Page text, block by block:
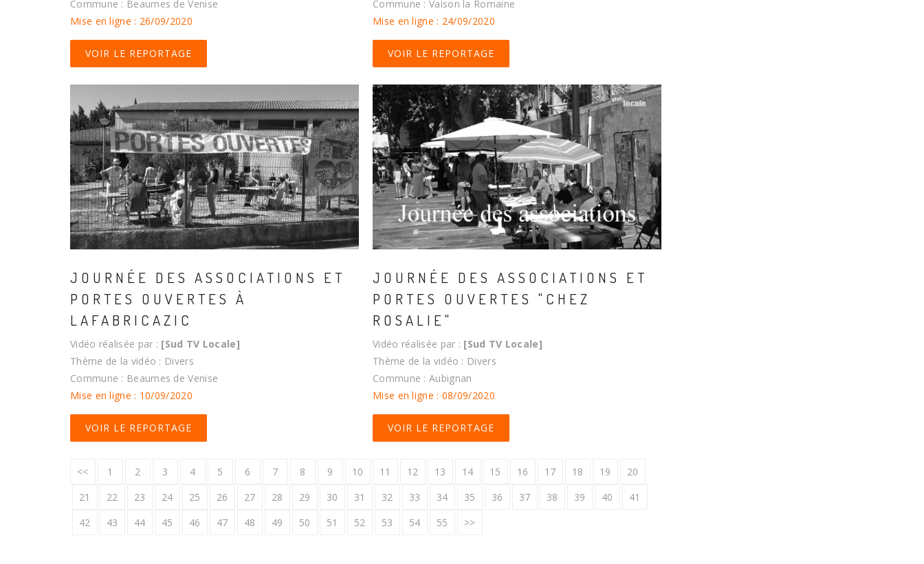
Commune : Beaumes de Venise
Mise en ligne : 26/09/2020
VOIR LE REPORTAGE
Commune : Vaison la Romaine
Mise en ligne : 24/09/2020
VOIR LE REPORTAGE
JOURNÉE DES ASSOCIATIONS ET
PORTES OUVERTES À
LAFABRICAZIC
Vidéo réalisée par : [Sud TV Locale]
Thème de la vidéo : Divers
Commune : Beaumes de Venise
Mise en ligne : 10/09/2020
VOIR LE REPORTAGE
JOURNÉE DES ASSOCIATIONS ET
PORTES OUVERTES "CHEZ
ROSALIE"
Vidéo réalisée par : [Sud TV Locale]
Thème de la vidéo : Divers
Commune : Aubignan
Mise en ligne : 08/09/2020
VOIR LE REPORTAGE
<< 1 2 3 4 5 6 7 8 9 10 11 12 13 14 15 16 17 18 19
20
21
22 23 24 25 26 27 28 29 30 31 32 33 34 35 36 37 38 39 40
41
42
43 44 45 46 47 48 49 50 51 52 53 54 55 >>